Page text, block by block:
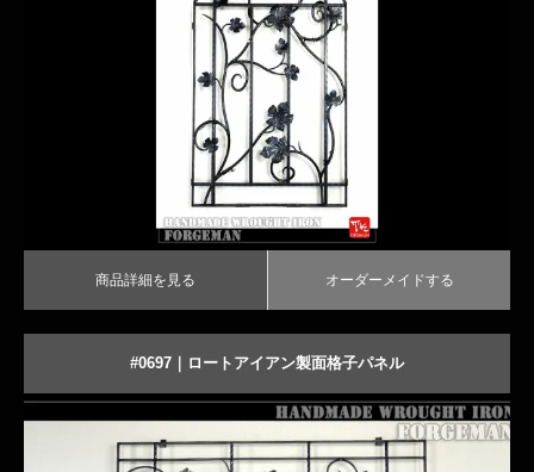
商品詳細を見るオーダーメイドする
商品詳細を見る オーダーメイドする
#0697｜ロートアイアン製面格子パネル
葉の飾りが可愛らしいアイアン面格子